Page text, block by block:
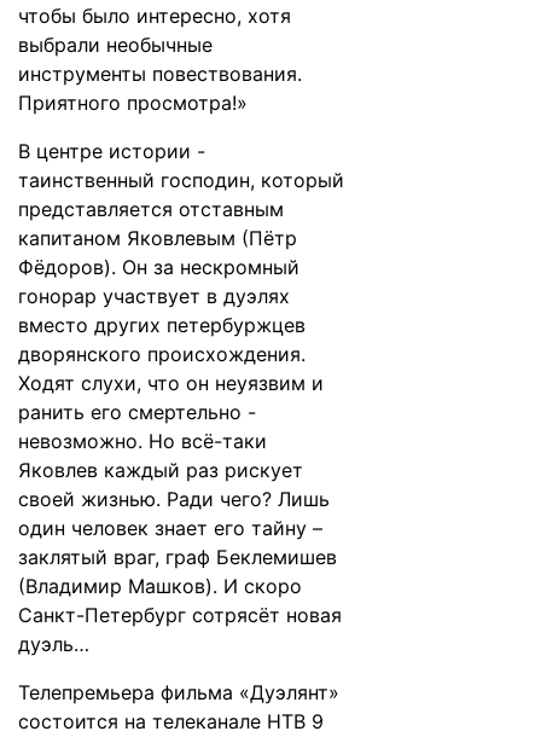
чтобы было интересно, хотя
выбрали необычные
инструменты повествования.
Приятного просмотра!»
В центре истории -
таинственный господин, который
представляется отставным
капитаном Яковлевым (Пётр
Фёдоров). Он за нескромный
гонорар участвует в дуэлях
вместо других петербуржцев
дворянского происхождения.
Ходят слухи, что он неуязвим и
ранить его смертельно -
невозможно. Но всё-таки
Яковлев каждый раз рискует
своей жизнью. Ради чего? Лишь
один человек знает его тайну –
заклятый враг, граф Беклемишев
(Владимир Машков). И скоро
Санкт-Петербург сотрясёт новая
дуэль…
Телепремьера фильма «Дуэлянт»
состоится на телеканале НТВ 9